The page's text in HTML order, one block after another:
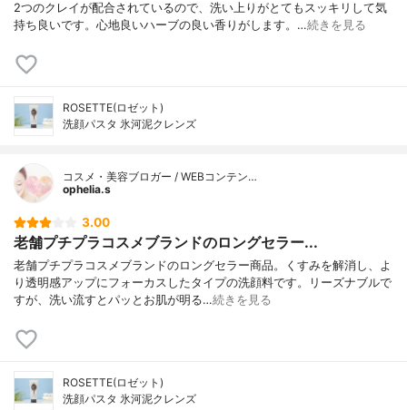
2つのクレイが配合されているので、洗い上りがとてもスッキリして気
持ち良いです。心地良いハーブの良い香りがします。…続きを見る
ROSETTE(ロゼット)
洗顔パスタ 氷河泥クレンズ
コスメ・美容ブロガー / WEBコンテン…
ophelia.s
3.00
老舗プチプラコスメブランドのロングセラー...
老舗プチプラコスメブランドのロングセラー商品。くすみを解消し、よ
り透明感アップにフォーカスしたタイプの洗顔料です。リーズナブルで
すが、洗い流すとパッとお肌が明る…続きを見る
ROSETTE(ロゼット)
洗顔パスタ 氷河泥クレンズ